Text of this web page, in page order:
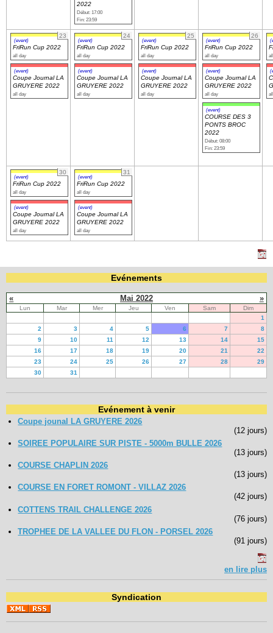
2022
Début: 17:00
Fin: 23:59
23
(event)
FriRun Cup 2022
all day
(event)
Coupe Journal LA
GRUYERE 2022
all day
24
(event)
FriRun Cup 2022
all day
(event)
Coupe Journal LA
GRUYERE 2022
all day
25
(event)
FriRun Cup 2022
all day
(event)
Coupe Journal LA
GRUYERE 2022
all day
26
(event)
FriRun Cup 2022
all day
(event)
Coupe Journal LA
GRUYERE 2022
all day
(event)
COURSE DES 3
PONTS BROC
2022
Début: 08:00
Fin: 23:59
30
(event)
FriRun Cup 2022
all day
(event)
Coupe Journal LA
GRUYERE 2022
all day
31
(event)
FriRun Cup 2022
all day
(event)
Coupe Journal LA
GRUYERE 2022
all day
Evénements
« Mai 2022 »
Lun Mar Mer Jeu Ven Sam
Dim
1
2
3 4 5 6 7
8
9
10 11 12 13 14
15
16
17 18 19 20 21
22
23
24 25 26 27 28
29
30
31
Evénement à venir
Coupe jounal LA GRUYERE 2026
(12 jours)
SOIREE POPULAIRE SUR PISTE - 5000m BULLE 2026
(13 jours)
COURSE CHAPLIN 2026
(13 jours)
COURSE EN FORET ROMONT - VILLAZ 2026
(42 jours)
COTTENS TRAIL CHALLENGE 2026
(76 jours)
TROPHEE DE LA VALLEE DU FLON - PORSEL 2026
(91 jours)
en lire plus
Syndication